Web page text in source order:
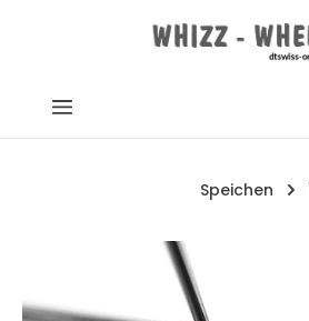
Zum Hauptinhalt springen
Speichen